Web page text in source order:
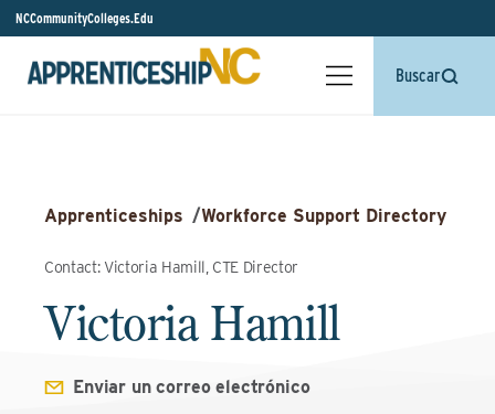
NCCommunityColleges.Edu
Buscar
Apprenticeships /Workforce Support Directory
Contact: Victoria Hamill, CTE Director
Victoria Hamill
Enviar un correo electrónico